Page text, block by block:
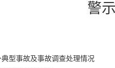
警
典型事故及事故调查处理情况